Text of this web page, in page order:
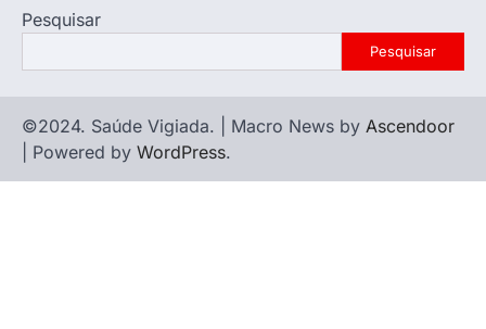
Pesquisar
Pesquisar
©2024. Saúde Vigiada. | Macro News by Ascendoor
| Powered by WordPress.